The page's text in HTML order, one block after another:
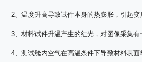
2、温度升高导致试件本身的热膨胀，引起变
3、材料试件升温产生的红光，对图像采集有
4、测试舱内空气在高温条件下导致材料表